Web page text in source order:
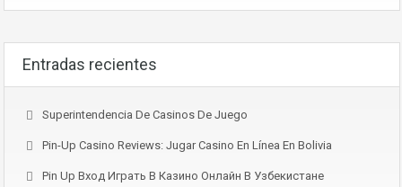
Entradas recientes
Superintendencia De Casinos De Juego
Pin-Up Casino Reviews: Jugar Casino En Línea En Bolivia
Pin Up Вход Играть В Казино Онлайн В Узбекистане